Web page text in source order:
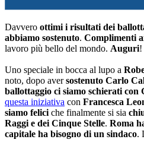
Davvero ottimi i risultati dei
abbiamo sostenuto. Complimenti
lavoro più bello del mondo. Auguri!
Uno speciale in bocca al lupo a
noto, dopo aversostenuto Carlo
ballottaggio ci siamo schierati con
questa iniziativa con Francesca
siamo felici che finalmente si sia
Raggi e dei Cinque Stelle. Roma
capitale ha bisogno di un sindaco.